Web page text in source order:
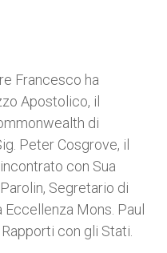
Francesco ha
Apostolico, il
di
Peter Cosgrove, il
con Sua
Segretario di
Mons. Paul
con gli Stati.